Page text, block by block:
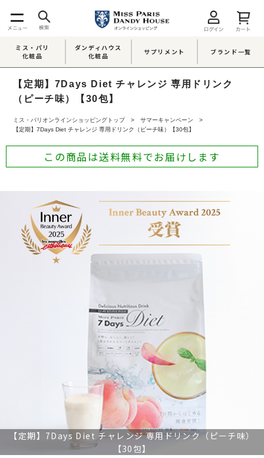
ミス・パリ
化粧品
ダンディハウス
化粧品
サプリメント ブランド一覧
【定期】7Days Diet チャレンジ 専用ドリンク
（ピーチ味）【30包】
ミス・パリオンラインショッピングトップ
サマーキャンペーン
【定期】7Days Diet チャレンジ 専用ドリンク（ピーチ味）【30包】
この商品は送料無料でお届けします
【定期】7Days Diet チャレンジ 専用ドリンク（ピーチ味）
【30包】